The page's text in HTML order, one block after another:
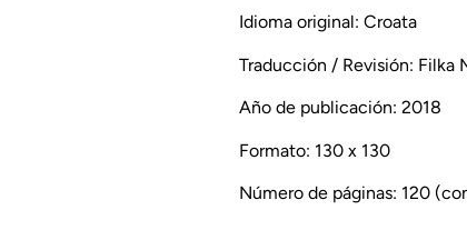
Idioma original: Croata
Traducción / Revisión: Filka
Año de publicación: 2018
Formato: 130 x 130
Número de páginas: 120